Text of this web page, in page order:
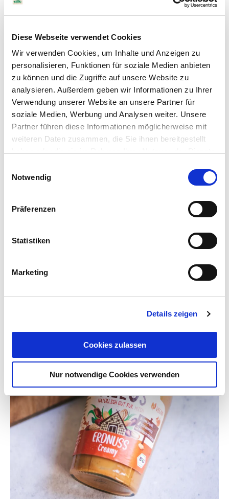
Diese Webseite verwendet Cookies
Wir verwenden Cookies, um Inhalte und Anzeigen zu
personalisieren, Funktionen für soziale Medien anbieten
zu können und die Zugriffe auf unsere Website zu
analysieren. Außerdem geben wir Informationen zu Ihrer
Verwendung unserer Website an unsere Partner für
soziale Medien, Werbung und Analysen weiter. Unsere
Partner führen diese Informationen möglicherweise mit
weiteren Daten zusammen, die Sie ihnen bereitgestellt
Cookies, wenn Sie unsere Webseite weiterhin nutzen.
Notwendig
Präferenzen
Statistiken
Marketing
Details zeigen
Cookies zulassen
Nur notwendige Cookies verwenden
Snickers Törtchen
Snickers Törtchen ohne Backen: vegan,
du die Kombination aus Schokolade,
Erdnüssen & Karamell liebst, ist das hier
Rezepte